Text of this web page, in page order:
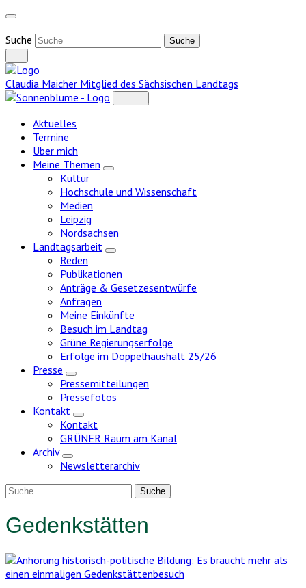
Weiter
Inhalt
Suche
Claudia Maicher Mitglied des Sächsischen Landtags
Aktuelles
Termine
Über mich
Meine Themen
Zeige
Kultur
Hochschule und Wissenschaft
Medien
Leipzig
Nordsachsen
Landtagsarbeit
Zeige
Reden
Publikationen
Anträge & Gesetzesentwürfe
Anfragen
Meine Einkünfte
Besuch im Landtag
Grüne Regierungserfolge
Erfolge im Doppelhaushalt 25/26
Presse
Zeige
Untermenü
Pressemitteilungen
Pressefotos
Kontakt
Zeige
Untermenü
Kontakt
GRÜNER Raum am Kanal
Archiv
Zeige
Untermenü
Newsletterarchiv
Gedenkstätten